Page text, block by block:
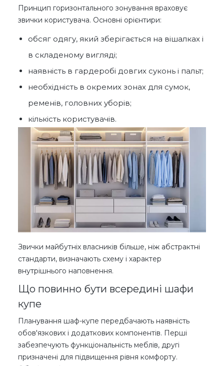
Принцип горизонтального зонування враховує
звички користувача. Основні орієнтири:
обсяг одягу, який зберігається на вішалках і
в складеному вигляді;
наявність в гардеробі довгих суконь і пальт;
необхідність в окремих зонах для сумок,
ременів, головних уборів;
кількість користувачів.
Звички майбутніх власників більше, ніж абстрактні
стандарти, визначають схему і характер
внутрішнього наповнення.
Що повинно бути всередині шафи
купе
Планування шаф-купе передбачають наявність
обов'язкових і додаткових компонентів. Перші
забезпечують функціональність меблів, другі
призначені для підвищення рівня комфорту.